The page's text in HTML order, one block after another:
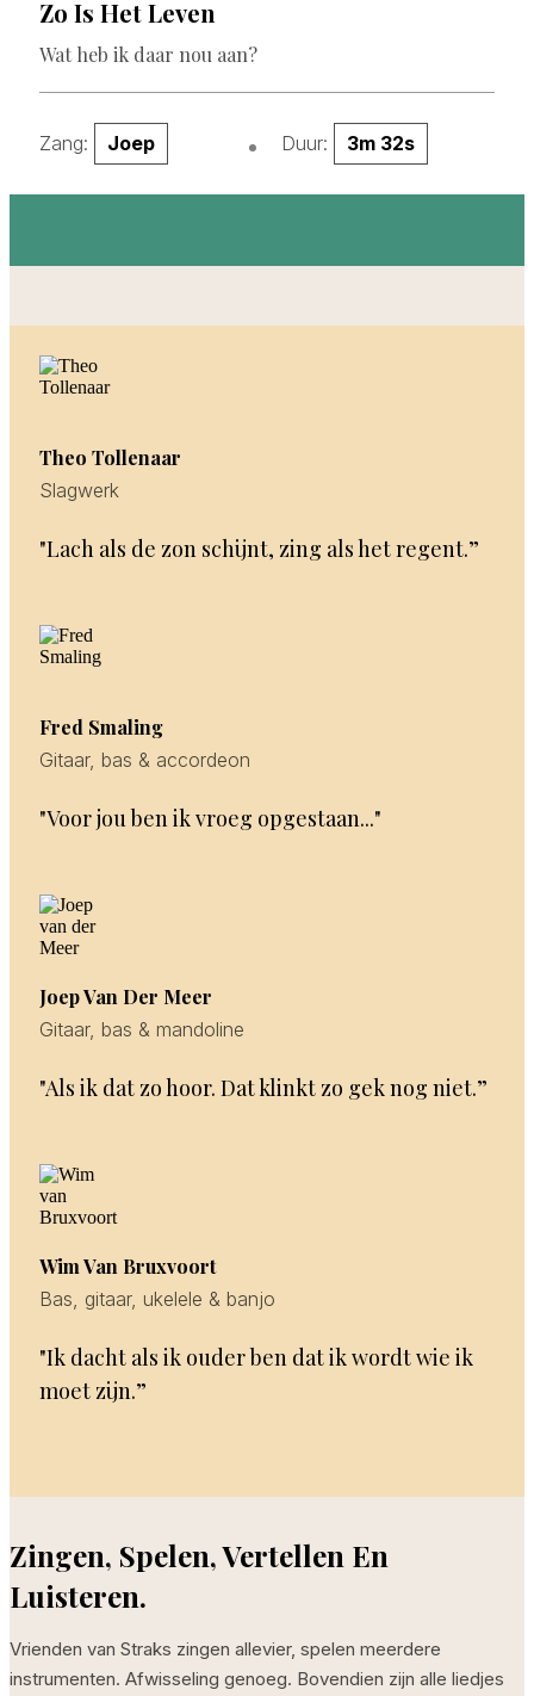
Zo Is Het Leven
Wat heb ik daar nou aan?
Zang: Joep Duur: 3m 32s
Theo Tollenaar
Slagwerk
"Lach als de zon schijnt, zing als het regent.”
Fred Smaling
Gitaar, bas & accordeon
"Voor jou ben ik vroeg opgestaan..."
Joep Van Der Meer
Gitaar, bas & mandoline
"Als ik dat zo hoor. Dat klinkt zo gek nog niet.”
Wim Van Bruxvoort
Bas, gitaar, ukelele & banjo
"Ik dacht als ik ouder ben dat ik wordt wie ik
moet zijn.”
Zingen, Spelen, Vertellen En
Luisteren.
Vrienden van Straks zingen allevier, spelen meerdere
instrumenten. Afwisseling genoeg. Bovendien zijn alle liedjes